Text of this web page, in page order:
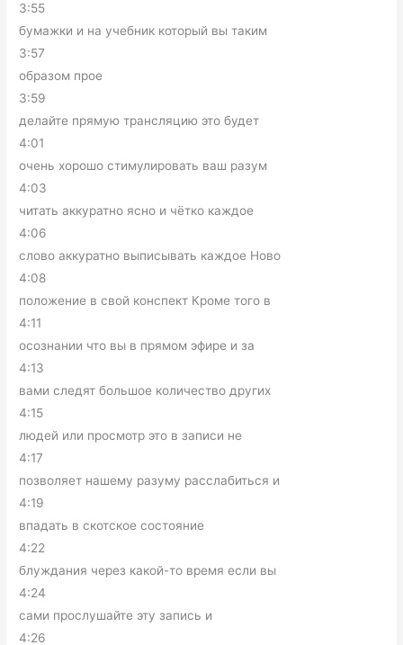
3:55
бумажки и на учебник который вы таким
3:57
образом прое
3:59
делайте прямую трансляцию это будет
4:01
очень хорошо стимулировать ваш разум
4:03
читать аккуратно ясно и чётко каждое
4:06
слово аккуратно выписывать каждое Ново
4:08
положение в свой конспект Кроме того в
4:11
осознании что вы в прямом эфире и за
4:13
вами следят большое количество других
4:15
людей или просмотр это в записи не
4:17
позволяет нашему разуму расслабиться и
4:19
впадать в скотское состояние
4:22
блуждания через какой-то время если вы
4:24
сами прослушайте эту запись и
4:26